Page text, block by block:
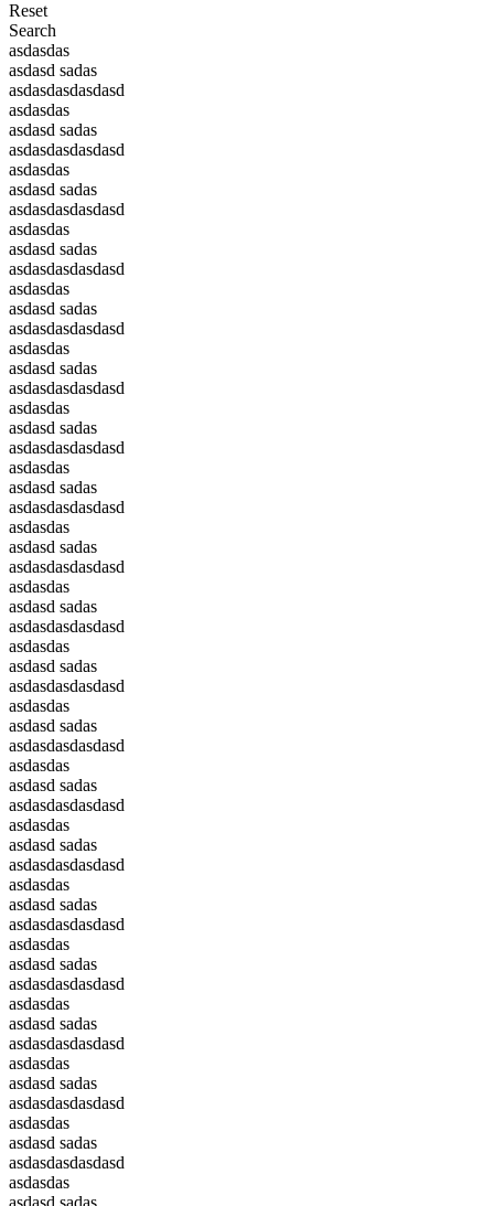
Reset
Search
asdasdas
asdasd sadas
asdasdasdasdasd
asdasdas
asdasd sadas
asdasdasdasdasd
asdasdas
asdasd sadas
asdasdasdasdasd
asdasdas
asdasd sadas
asdasdasdasdasd
asdasdas
asdasd sadas
asdasdasdasdasd
asdasdas
asdasd sadas
asdasdasdasdasd
asdasdas
asdasd sadas
asdasdasdasdasd
asdasdas
asdasd sadas
asdasdasdasdasd
asdasdas
asdasd sadas
asdasdasdasdasd
asdasdas
asdasd sadas
asdasdasdasdasd
asdasdas
asdasd sadas
asdasdasdasdasd
asdasdas
asdasd sadas
asdasdasdasdasd
asdasdas
asdasd sadas
asdasdasdasdasd
asdasdas
asdasd sadas
asdasdasdasdasd
asdasdas
asdasd sadas
asdasdasdasdasd
asdasdas
asdasd sadas
asdasdasdasdasd
asdasdas
asdasd sadas
asdasdasdasdasd
asdasdas
asdasd sadas
asdasdasdasdasd
asdasdas
asdasd sadas
asdasdasdasdasd
asdasdas
asdasd sadas